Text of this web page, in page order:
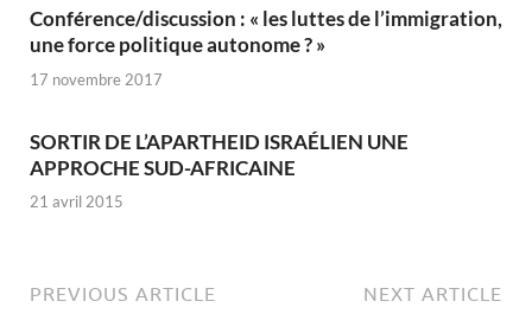
Conférence/discussion : « les luttes de l’immigration,
une force politique autonome ? »
17 novembre 2017
SORTIR DE L’APARTHEID ISRAÉLIEN UNE
APPROCHE SUD-AFRICAINE
21 avril 2015
PREVIOUS ARTICLE NEXT ARTICLE